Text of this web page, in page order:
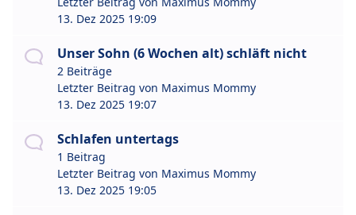
13. Dez 2025 19:09
Unser Sohn (6 Wochen alt) schläft nicht
2 Beiträge
Letzter Beitrag von Maximus Mommy
13. Dez 2025 19:07
Schlafen untertags
1 Beitrag
Letzter Beitrag von Maximus Mommy
13. Dez 2025 19:05